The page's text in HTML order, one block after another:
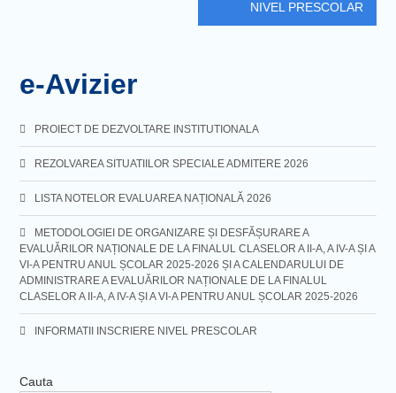
NIVEL PRESCOLAR
e-Avizier
PROIECT DE DEZVOLTARE INSTITUTIONALA
REZOLVAREA SITUATIILOR SPECIALE ADMITERE 2026
LISTA NOTELOR EVALUAREA NAȚIONALĂ 2026
METODOLOGIEI DE ORGANIZARE ȘI DESFĂȘURARE A
EVALUĂRILOR NAȚIONALE DE LA FINALUL CLASELOR A II-A, A IV-A ȘI A
VI-A PENTRU ANUL ȘCOLAR 2025-2026 ȘI A CALENDARULUI DE
ADMINISTRARE A EVALUĂRILOR NAȚIONALE DE LA FINALUL
CLASELOR A II-A, A IV-A ȘI A VI-A PENTRU ANUL ȘCOLAR 2025-2026
INFORMATII INSCRIERE NIVEL PRESCOLAR
Cauta